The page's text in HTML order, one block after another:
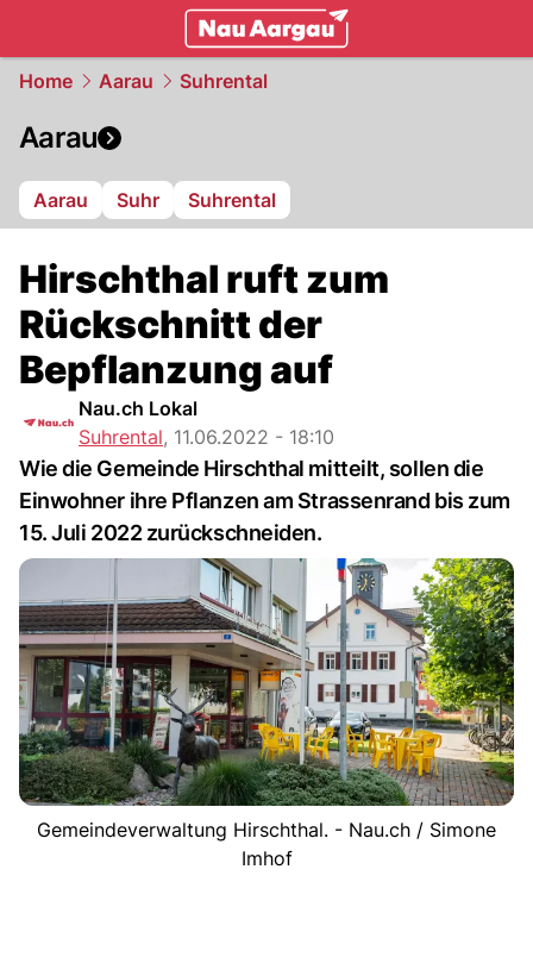
Home Aarau Suhrental
Aarau
Aarau Suhr Suhrental
Hirschthal ruft zum
Rückschnitt der
Bepflanzung auf
Nau.ch Lokal
Suhrental, 11.06.2022 - 18:10
Wie die Gemeinde Hirschthal mitteilt, sollen die
Einwohner ihre Pflanzen am Strassenrand bis zum
15. Juli 2022 zurückschneiden.
Gemeindeverwaltung Hirschthal. - Nau.ch / Simone
Imhof